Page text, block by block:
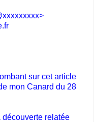
sur cet article
mon Canard du 28
découverte relatée